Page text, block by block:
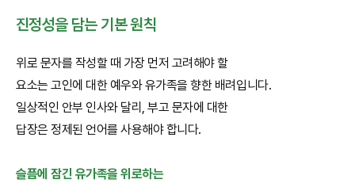
진정성을 담는 기본 원칙
위로 문자를 작성할 때 가장 먼저 고려해야 할
요소는 고인에 대한 예우와 유가족을 향한 배려입니다.
일상적인 안부 인사와 달리, 부고 문자에 대한
답장은 정제된 언어를 사용해야 합니다.
슬픔에 잠긴 유가족을 위로하는